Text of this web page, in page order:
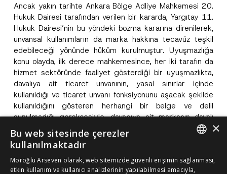
Ancak yakın tarihte Ankara Bölge Adliye Mahkemesi 20.
Hukuk Dairesi tarafından verilen bir kararda, Yargıtay 11.
Hukuk Dairesi’nin bu yöndeki bozma kararına direnilerek,
unvansal kullanımların da marka hakkına tecavüz teşkil
edebileceği yönünde hüküm kurulmuştur. Uyuşmazlığa
konu olayda, ilk derece mahkemesince, her iki tarafın da
hizmet sektöründe faaliyet gösterdiği bir uyuşmazlıkta,
davalıya ait ticaret unvanının, yasal sınırlar içinde
kullanıldığı ve ticaret unvanı fonksiyonunu aşacak şekilde
kullanıldığını gösteren herhangi bir belge ve delil
sunulmadığı gerekçesiyle, davacıya ait markanın davalı
tarafından ticaret unvanı içerisinde kullanımının davacıların
markalarına tecavüz oluşturmadığına hükmedilmiştir.
İstinaf incelemesini gerçekleştiren Ankara Bölge Adliye
Mahkemesi 20. Hukuk Dairesi ise, SMK’nin 7. maddesi
TURKISH
×
Bu web sitesinde çerezler
kullanılmaktadır
Moroğlu Arseven olarak, web sitemizde güvenli erişimin sağlanması,
etkin kullanım ve kullanıcı analizlerinin yapılabilmesi amacıyla,